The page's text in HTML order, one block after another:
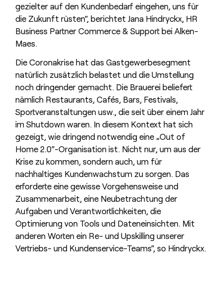
gezielter auf den Kundenbedarf eingehen, uns für
die Zukunft rüsten“, berichtet Jana Hindryckx, HR
Business Partner Commerce & Support bei Alken-
Maes.
Die Coronakrise hat das Gastgewerbesegment
natürlich zusätzlich belastet und die Umstellung
noch dringender gemacht. Die Brauerei beliefert
nämlich Restaurants, Cafés, Bars, Festivals,
Sportveranstaltungen usw., die seit über einem Jahr
im Shutdown waren. In diesem Kontext hat sich
gezeigt, wie dringend notwendig eine „Out of
Home 2.0“-Organisation ist. Nicht nur, um aus der
Krise zu kommen, sondern auch, um für
nachhaltiges Kundenwachstum zu sorgen. Das
erforderte eine gewisse Vorgehensweise und
Zusammenarbeit, eine Neubetrachtung der
Aufgaben und Verantwortlichkeiten, die
Optimierung von Tools und Dateneinsichten. Mit
anderen Worten ein Re- und Upskilling unserer
Vertriebs- und Kundenservice-Teams“, so Hindryckx.